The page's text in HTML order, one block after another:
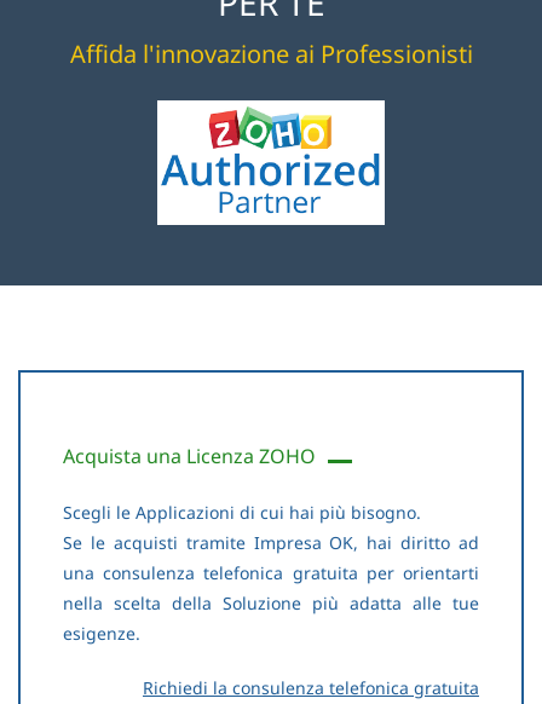
Il tutto coordinato con le gestione delle Lead ed integrabile con ZOHO
Visita il Sito ZOHO per capire cosa puoi fare con ZOHO
Campaigns
Campagne Social.
A partire da soli 8,33€ al mese.
Affida l'innovazione ai Professionisti
Acquista una Licenza ZOHO
Scegli le Applicazioni di cui hai più bisogno.
Se le acquisti tramite Impresa OK, hai diritto ad
una consulenza telefonica gratuita per orientarti
nella scelta della Soluzione più adatta alle tue
esigenze.
Richiedi la consulenza telefonica gratuita